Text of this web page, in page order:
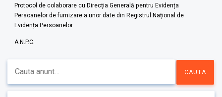
Protocol de colaborare cu Direcția Generală pentru Evidența
Persoanelor de furnizare a unor date din Registrul Național de
Evidența Persoanelor
A.N.P.C.